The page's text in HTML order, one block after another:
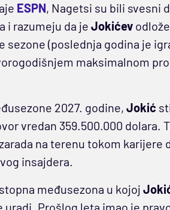
ESPN, Nagetsi su bili svesni
i razumeju da je Jokićev
sezone (poslednja godina je
maksimalnom
2027. godine, Jokić
vredan 359.500.000 dolara.
na terenu tokom karijere
insajdera.
međusezona u kojoj